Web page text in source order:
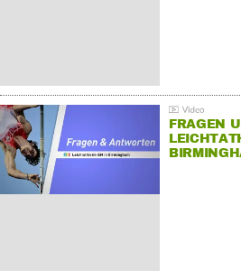
FRAGEN